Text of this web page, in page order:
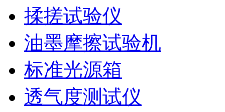
揉搓试验仪
油墨摩擦试验机
标准光源箱
透气度测试仪